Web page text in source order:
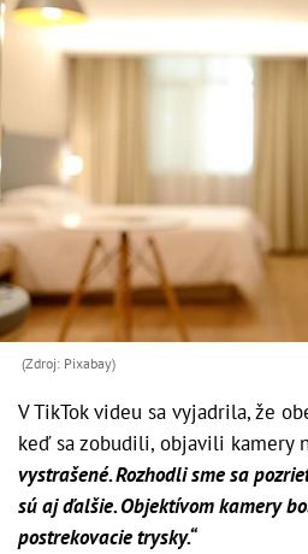
(Zdroj: Pixabay)
V TikTok videu sa vyjadrila, že
keď sa zobudili, objavili kamery
vystrašené. Rozhodli sme sa
sú aj ďalšie. Objektívom kamery
postrekovacie trysky.“